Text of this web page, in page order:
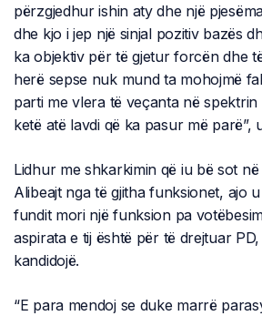
përzgjedhur ishin aty dhe një
dhe kjo i jep një sinjal pozitiv bazës
ka objektiv për të gjetur forcën dhe
herë sepse nuk mund ta mohojmë
parti me vlera të veçanta në
ketë atë lavdi që ka pasur më parë”,
Lidhur me shkarkimin që iu bë sot
Alibeajt nga të gjitha funksionet, ajo
fundit mori një funksion pa
aspirata e tij është për të drejtuar
kandidojë.
“E para mendoj se duke marrë